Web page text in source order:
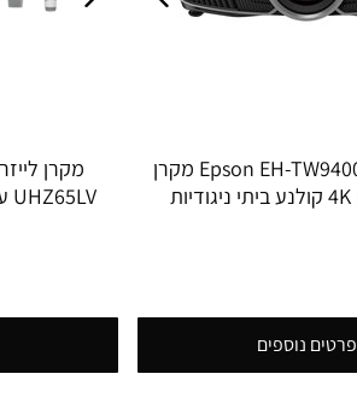
מקרן אפסון Epson EH-TW9400 מקרן
‎PRO-UHD ‏4K קולנע ביתי ניגודיות
פרטים נוספים